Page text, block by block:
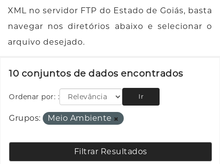
XML no servidor FTP do Estado de Goiás, basta
navegar nos diretórios abaixo e selecionar o
arquivo desejado.
10 conjuntos de dados encontrados
Ordenar por: Ir
Grupos: Meio Ambiente
Filtrar Resultados